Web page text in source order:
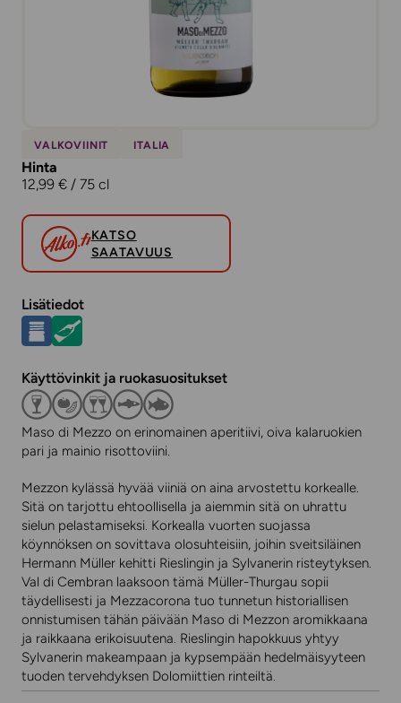
VALKOVIINIT ITALIA
Hinta
12,99 € / 75 cl
KATSO
SAATAVUUS
Lisätiedot
Käyttövinkit ja ruokasuositukset
Maso di Mezzo on erinomainen aperitiivi, oiva kalaruokien
pari ja mainio risottoviini.
Mezzon kylässä hyvää viiniä on aina arvostettu korkealle.
Sitä on tarjottu ehtoollisella ja aiemmin sitä on uhrattu
sielun pelastamiseksi. Korkealla vuorten suojassa
köynnöksen on sovittava olosuhteisiin, joihin sveitsiläinen
Hermann Müller kehitti Rieslingin ja Sylvanerin risteytyksen.
Val di Cembran laaksoon tämä Müller-Thurgau sopii
täydellisesti ja Mezzacorona tuo tunnetun historiallisen
onnistumisen tähän päivään Maso di Mezzon aromikkaana
ja raikkaana erikoisuutena. Rieslingin hapokkuus yhtyy
Sylvanerin makeampaan ja kypsempään hedelmäisyyteen
tuoden tervehdyksen Dolomiittien rinteiltä.